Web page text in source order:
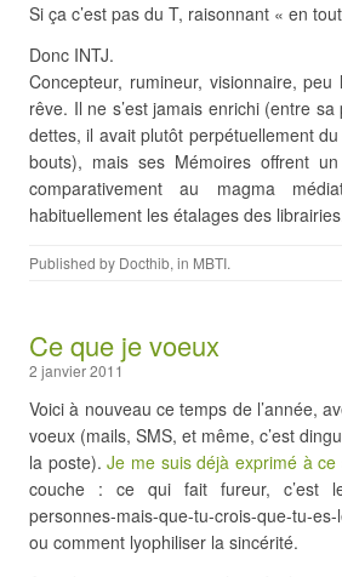
Si ça c’est pas du T, raisonnant « en
Donc INTJ.
Concepteur, rumineur, visionnaire,
rêve. Il ne s’est jamais enrichi (entre
dettes, il avait plutôt perpétuellement
bouts), mais ses Mémoires offrent
comparativement au magma
habituellement les étalages des
Published by Docthib, in MBTI.
Ce que je voeux
2 janvier 2011
Voici à nouveau ce temps de l’année,
voeux (mails, SMS, et même, c’est
la poste).Je me suis déjà exprimé à ce
couche : ce qui fait fureur, c’est le
personnes-mais-que-tu-crois-que-tu-
ou comment lyophiliser la sincérité.